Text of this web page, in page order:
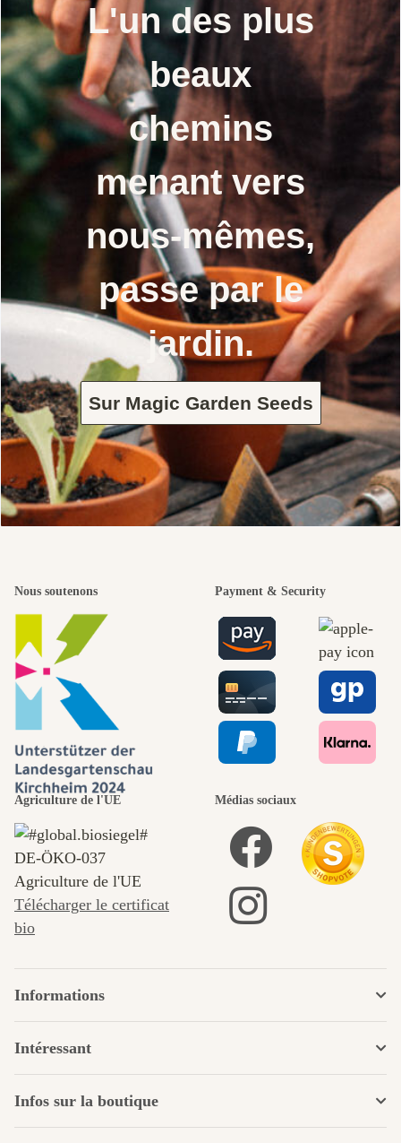
L'un des plus
beaux
chemins
menant vers
nous-mêmes,
passe par le
jardin.
Sur Magic Garden Seeds
Nous soutenons Payment & Security
Agriculture de l'UE
DE‑ÖKO‑037
Agriculture de l'UE
Télécharger le certificat
bio
Médias sociaux
Informations
Intéressant
Infos sur la boutique